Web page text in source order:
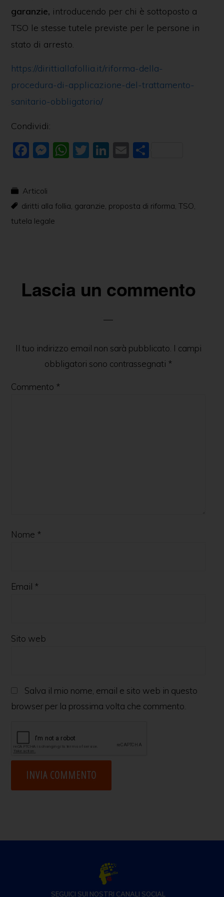
garanzie, introducendo per chi è sottoposto a
TSO le stesse tutele previste per le persone in
stato di arresto.
https://dirittiallafollia.it/riforma-della-
procedura-di-applicazione-del-trattamento-
sanitario-obbligatorio/
Condividi:
F
e
b
o
M
e
n
g
W
A
T
er
Li
dI
E
di
vi
Articoli
diritti alla follia, garanzie, proposta di riforma, TSO,
tutela legale
Lascia un commento
Il tuo indirizzo email non sarà pubblicato. I campi
obbligatori sono contrassegnati *
Commento *
Nome *
Email *
Sito web
Salva il mio nome, email e sito web in questo
browser per la prossima volta che commento.
SEGUICI SUI NOSTRI CANALI SOCIAL